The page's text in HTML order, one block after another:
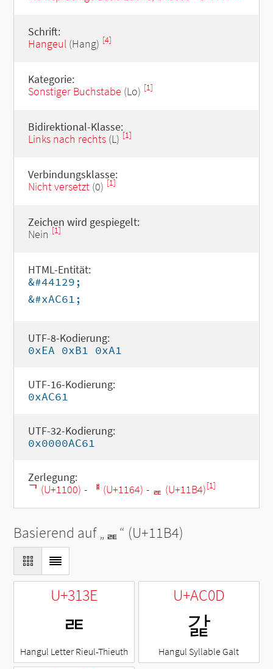
Schrift:
Hangeul(Hang) [4]
Kategorie:
Sonstiger Buchstabe (Lo) [1]
Bidirektional-Klasse:
Links nach rechts(L) [1]
Verbindungsklasse:
Nicht versetzt(0) [1]
Zeichen wird gespiegelt:
Nein [1]
HTML-Entität:
&#44129;
&#xAC61;
UTF-8-Kodierung:
0xEA 0xB1 0xA1
UTF-16-Kodierung:
0xAC61
UTF-32-Kodierung:
0x0000AC61
Zerlegung:
ᄀ (U+1100) - ᅤ (U+1164) - ᆴ (U+11B4)[1]
Basierend auf „ᆴ“ (U+11B4)
U+313E
ㄾ
Hangul Letter Rieul-Thieuth
U+AC0D
갍
Hangul Syllable Galt